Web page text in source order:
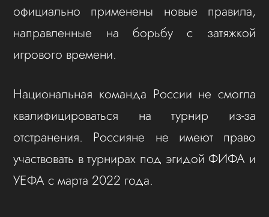
официально применены новые правила,
направленные на борьбу с затяжкой
игрового времени.
Национальная команда России не смогла
квалифицироваться на турнир из-за
отстранения. Россияне не имеют право
участвовать в турнирах под эгидой ФИФА и
УЕФА с марта 2022 года.